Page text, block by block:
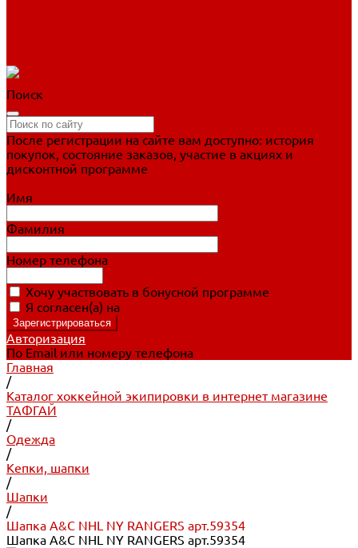
Поиск
После регистрации на сайте вам доступно: история
покупок, состояние заказов, участие в акциях и
дисконтной программе
Имя
Фамилия
Номер телефона
Хочу участвовать в бонусной программе
Я согласен(а) на
Авторизация
По Email или номеру телефона
Главная
/
Каталог хоккейной экипировки в интернет магазине
ТАФГАЙ
/
Одежда
/
Кепки, шапки
/
Шапки
/
Шапка A&C NHL NY RANGERS арт.59354
Шапка A&C NHL NY RANGERS арт.59354